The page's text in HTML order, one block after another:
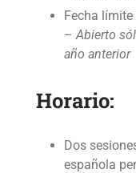
Fecha
–Abierto
año anterior
Horario:
Dos
española